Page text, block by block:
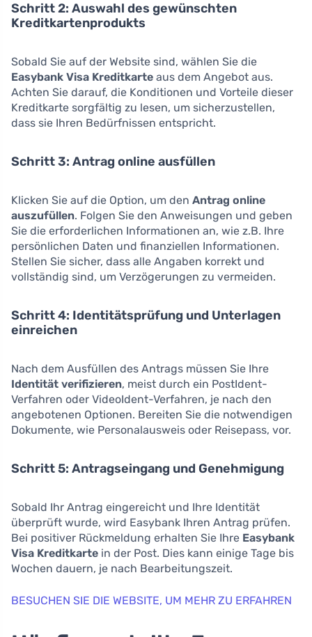
Schritt 2: Auswahl des gewünschten
Kreditkartenprodukts
Sobald Sie auf der Website sind, wählen Sie die
Easybank Visa Kreditkarte aus dem Angebot aus.
Achten Sie darauf, die Konditionen und Vorteile dieser
Kreditkarte sorgfältig zu lesen, um sicherzustellen,
dass sie Ihren Bedürfnissen entspricht.
Schritt 3: Antrag online ausfüllen
Klicken Sie auf die Option, um den Antrag online
auszufüllen. Folgen Sie den Anweisungen und geben
Sie die erforderlichen Informationen an, wie z.B. Ihre
persönlichen Daten und finanziellen Informationen.
Stellen Sie sicher, dass alle Angaben korrekt und
vollständig sind, um Verzögerungen zu vermeiden.
Schritt 4: Identitätsprüfung und Unterlagen
einreichen
Nach dem Ausfüllen des Antrags müssen Sie Ihre
Identität verifizieren, meist durch ein PostIdent-
Verfahren oder VideoIdent-Verfahren, je nach den
angebotenen Optionen. Bereiten Sie die notwendigen
Dokumente, wie Personalausweis oder Reisepass, vor.
Schritt 5: Antragseingang und Genehmigung
Sobald Ihr Antrag eingereicht und Ihre Identität
überprüft wurde, wird Easybank Ihren Antrag prüfen.
Bei positiver Rückmeldung erhalten Sie Ihre Easybank
Visa Kreditkarte in der Post. Dies kann einige Tage bis
Wochen dauern, je nach Bearbeitungszeit.
BESUCHEN SIE DIE WEBSITE, UM MEHR ZU ERFAHREN